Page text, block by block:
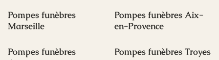
Pompes funèbres
Marseille
Pompes funèbres Aix-
en-Provence
Pompes funèbres
Pompes funèbres Troyes